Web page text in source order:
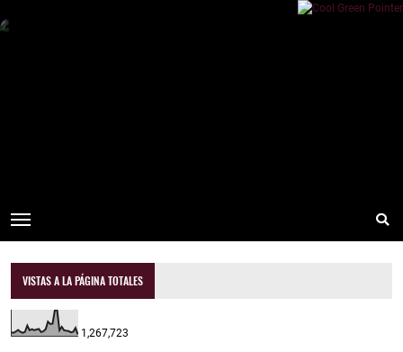
VISTAS A LA PÁGINA TOTALES
1,267,723